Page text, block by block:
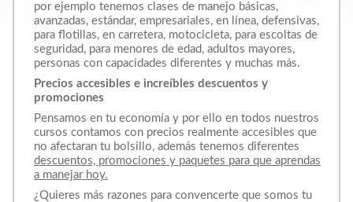
por ejemplo tenemos clases de manejo básicas,
avanzadas, estándar, empresariales, en línea, defensivas,
para flotillas, en carretera, motocicleta, para escoltas de
seguridad, para menores de edad, adultos mayores,
personas con capacidades diferentes y muchas más.
Precios accesibles e increíbles descuentos y
promociones
Pensamos en tu economía y por ello en todos nuestros
cursos contamos con precios realmente accesibles que
no afectaran tu bolsillo, además tenemos diferentes
descuentos, promociones y paquetes para que aprendas
a manejar hoy.
¿Quieres más razones para convencerte que somos tu